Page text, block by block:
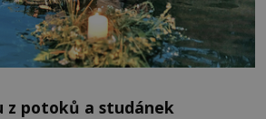
z potoků a studánek